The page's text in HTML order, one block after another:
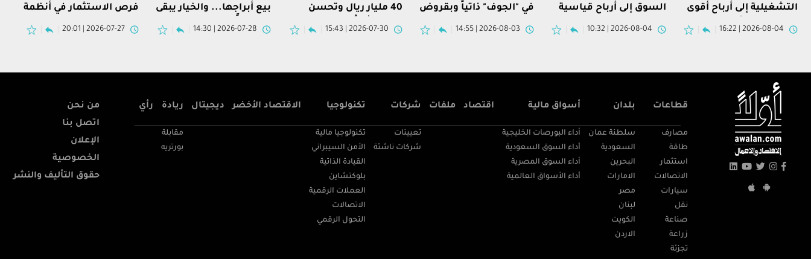
التشغيلية إلى أرباح أقوى
2026-08-04 | 16:22
السوق إلى أرباح قياسية
2026-08-04 | 10:32
في "الجوف" ذاتياً وبقروض
2026-08-03 | 14:55
40 مليار ريال وتحسن
التشغيل
2026-07-30 | 15:43
بيع أبراجها... والخيار يبقى
2026-07-28 | 14:30
فرص الاستثمار في أنظمة
2026-07-27 | 20:01
من نحن
اتصل بنا
الإعلان
الخصوصية
حقوق التأليف والنشر
قطاعات
مصارف
طاقة
استثمار
الاتصالات
سيارات
نقل
صناعة
زراعة
تجزئة
بلدان
سلطنة عمان
السعودية
البحرين
الامارات
مصر
لبنان
الكويت
الاردن
أسواق مالية
أداء البورصات الخليجية
أداء السوق السعودية
أداء السوق المصرية
أداء الأسواق العالمية
اقتصاد ملفات شركات
تعيينات
شركات ناشئة
تكنولوجيا
تكنولوجيا مالية
الأمن السيبراني
القيادة الذاتية
بلوكتشاين
العملات الرقمية
الاتصالات
التحول الرقمي
الاقتصاد الأخضر ديجيتال ريادة
مقابلة
بورتريه
رأي